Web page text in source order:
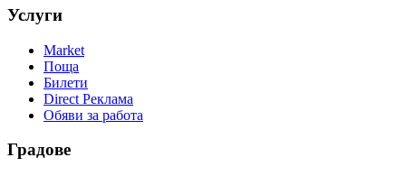
Услуги
Market
Поща
Билети
Direct Реклама
Обяви за работа
Градове